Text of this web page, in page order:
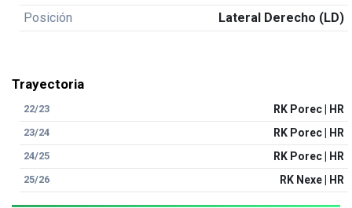
Posición
Lateral Derecho (LD)
Trayectoria
22/23 RK Porec | HR
23/24 RK Porec | HR
24/25 RK Porec | HR
25/26 RK Nexe | HR